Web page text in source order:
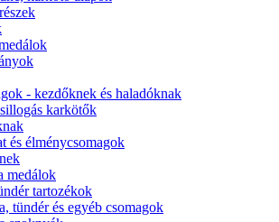
- kezdőknek és haladóknak
karkötők
és élménycsomagok
medálok
tartozékok
tündér és egyéb csomagok